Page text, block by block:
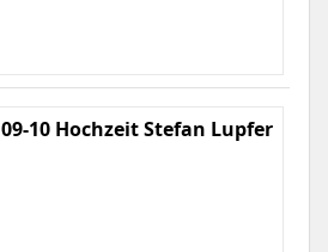
09-10 Hochzeit Stefan Lupfer